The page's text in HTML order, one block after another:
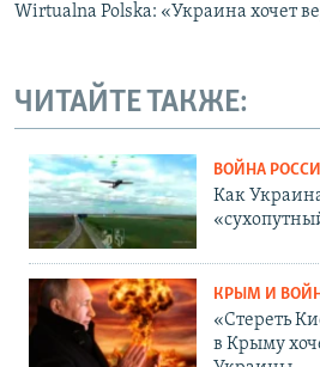
Wirtualna Polska: «Украина хочет
ЧИТАЙТЕ ТАКЖЕ:
ВОЙНА
Как
КРЫМ И
«Стереть
в Крыму